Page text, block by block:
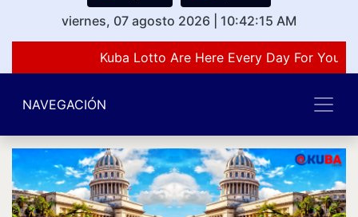
viernes, 07 agosto 2026
10:42:15 AM
Kuba Lotto Are Here Every Day For You
NAVEGACIÓN